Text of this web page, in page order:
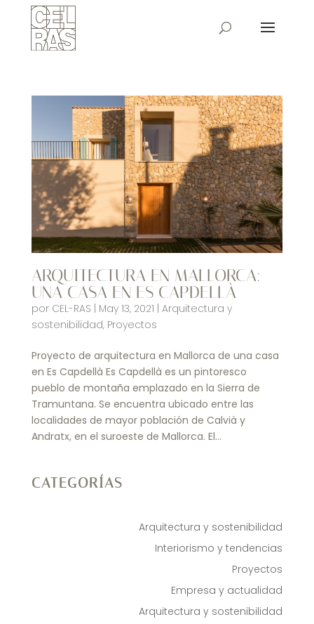
ARQUITECTURA EN MALLORCA:
UNA CASA EN ES CAPDELLÀ
por CEL-RAS | May 13, 2021 | Arquitectura y
sostenibilidad, Proyectos
Proyecto de arquitectura en Mallorca de una casa
en Es Capdellà Es Capdellà es un pintoresco
pueblo de montaña emplazado en la Sierra de
Tramuntana. Se encuentra ubicado entre las
localidades de mayor población de Calvià y
Andratx, en el suroeste de Mallorca. El...
CATEGORÍAS
Arquitectura y sostenibilidad
Interiorismo y tendencias
Proyectos
Empresa y actualidad
Arquitectura y sostenibilidad